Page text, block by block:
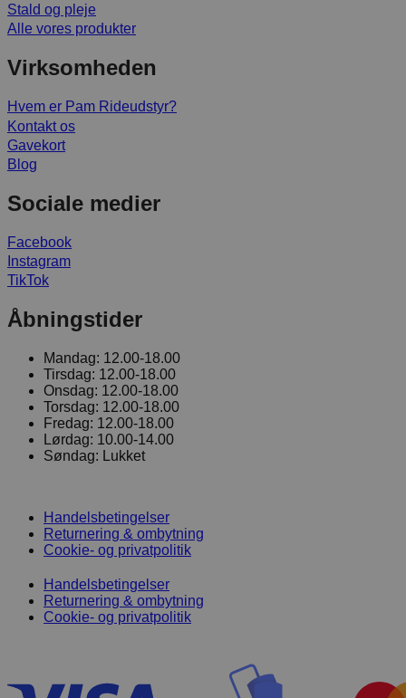
Stald og pleje
Alle vores produkter
Virksomheden
Hvem er Pam Rideudstyr?
Kontakt os
Gavekort
Blog
Sociale medier
Facebook
Instagram
TikTok
Åbningstider
Mandag: 12.00-18.00
Tirsdag: 12.00-18.00
Onsdag: 12.00-18.00
Torsdag: 12.00-18.00
Fredag: 12.00-18.00
Lørdag: 10.00-14.00
Søndag: Lukket
Handelsbetingelser
Returnering & ombytning
Cookie- og privatpolitik
Handelsbetingelser
Returnering & ombytning
Cookie- og privatpolitik